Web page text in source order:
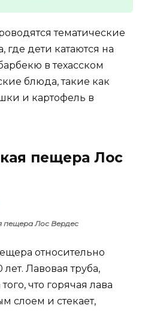
тематические
где дети катаются на
в техасском
блюда, такие как
и картофель в
пещера Лос
пещера Лос Вердес
относительно
Лавовая труба,
что горячая лава
слоем и стекает,